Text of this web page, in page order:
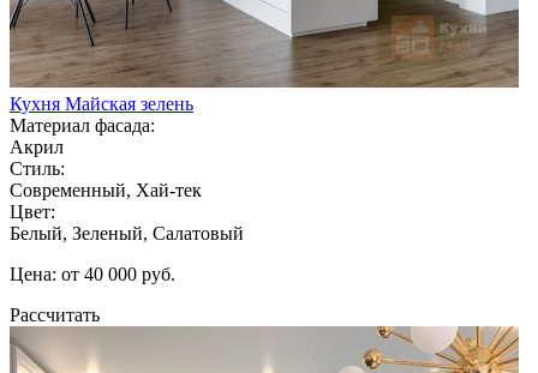
Кухня Майская зелень
Материал фасада:
Акрил
Стиль:
Современный, Хай-тек
Цвет:
Белый, Зеленый, Салатовый
Цена: от 40 000 руб.
Рассчитать